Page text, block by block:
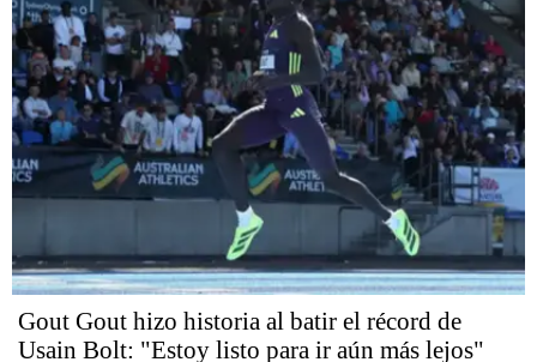
Gout Gout hizo historia al batir el récord de
Usain Bolt: "Estoy listo para ir aún más lejos"